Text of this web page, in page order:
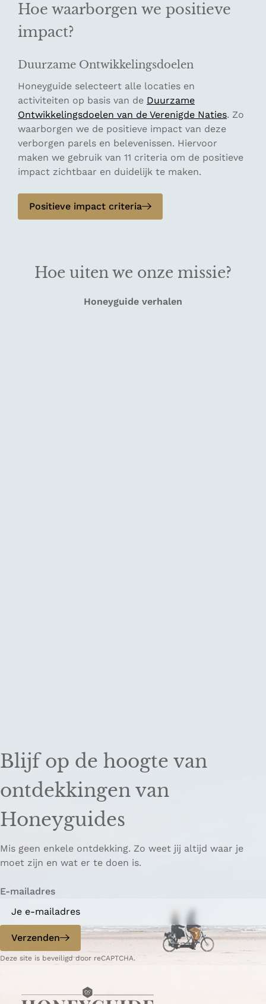
Hoe waarborgen we positieve
impact?
Duurzame Ontwikkelingsdoelen
Honeyguide selecteert alle locaties en
activiteiten op basis van de Duurzame
Ontwikkelingsdoelen van de Verenigde Naties. Zo
waarborgen we de positieve impact van deze
verborgen parels en belevenissen. Hiervoor
maken we gebruik van 11 criteria om de positieve
impact zichtbaar en duidelijk te maken.
Positieve impact criteria
Hoe uiten we onze missie?
Honeyguide verhalen
Blijf op de hoogte van
ontdekkingen van
Honeyguides
Mis geen enkele ontdekking. Zo weet jij altijd waar je
moet zijn en wat er te doen is.
E-mailadres
Verzenden
Deze site is beveiligd door reCAPTCHA.